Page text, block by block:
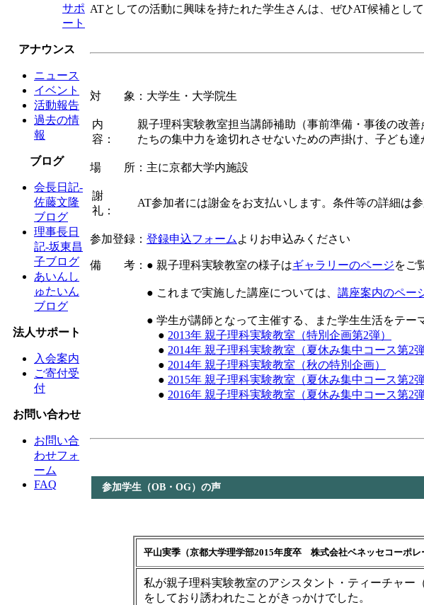
サポ
ート
アナウンス
ニュース
イベント
活動報告
過去の情
報
ブログ
会長日記-
佐藤文隆
ブログ
理事長日
記-坂東昌
子ブログ
あいんし
ゅたいん
ブログ
法人サポート
入会案内
ご寄付受
付
お問い合わせ
お問い合
わせフォ
ーム
FAQ
ATとしての活動に興味を持たれた学生さんは、ぜひAT候補とし
対 象：大学生・大学院生
内
容：
親子理科実験教室担当講師補助（事前準備・事後の改
たちの集中力を途切れさせないための声掛け、子ども達
場 所：主に京都大学内施設
謝
礼：
AT参加者には謝金をお支払いします。条件等の詳細は
参加登録： 登録申込フォーム よりお申込みください
備 考：● 親子理科実験教室の様子はギャラリーのページをご
● これまで実施した講座については、 講座案内のペー
● 学生が講師となって主催する、また学生生活をテーマ
● 2013年 親子理科実験教室（特別企画第2弾）
● 2014年 親子理科実験教室（夏休み集中コース第2弾
● 2014年 親子理科実験教室（秋の特別企画）
● 2015年 親子理科実験教室（夏休み集中コース第2弾
● 2016年 親子理科実験教室（夏休み集中コース第2弾
参加学生（OB・OG）の声
平山実季（京都大学理学部2015年度卒 株式会社ベネッセコーポレ
私が親子理科実験教室のアシスタント・ティーチャー
をしており誘われたことがきっかけでした。